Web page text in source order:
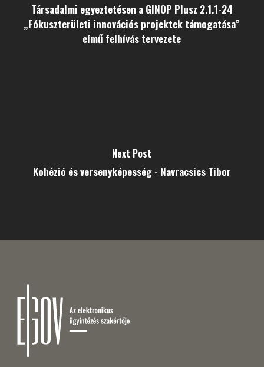
Társadalmi egyeztetésen a GINOP Plusz 2.1.1-24
„Fókuszterületi innovációs projektek támogatása”
című felhívás tervezete
Next Post
Kohézió és versenyképesség - Navracsics Tibor